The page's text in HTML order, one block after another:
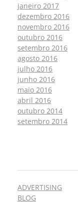
janeiro 2017
dezembro 2016
novembro 2016
outubro 2016
setembro 2016
agosto 2016
julho 2016
junho 2016
maio 2016
abril 2016
outubro 2014
setembro 2014
ADVERTISING
BLOG